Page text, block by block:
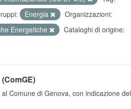
Energia
Organizzazioni:
Energetiche
Cataloghi di origine:
Comune di Genova, con indicazione